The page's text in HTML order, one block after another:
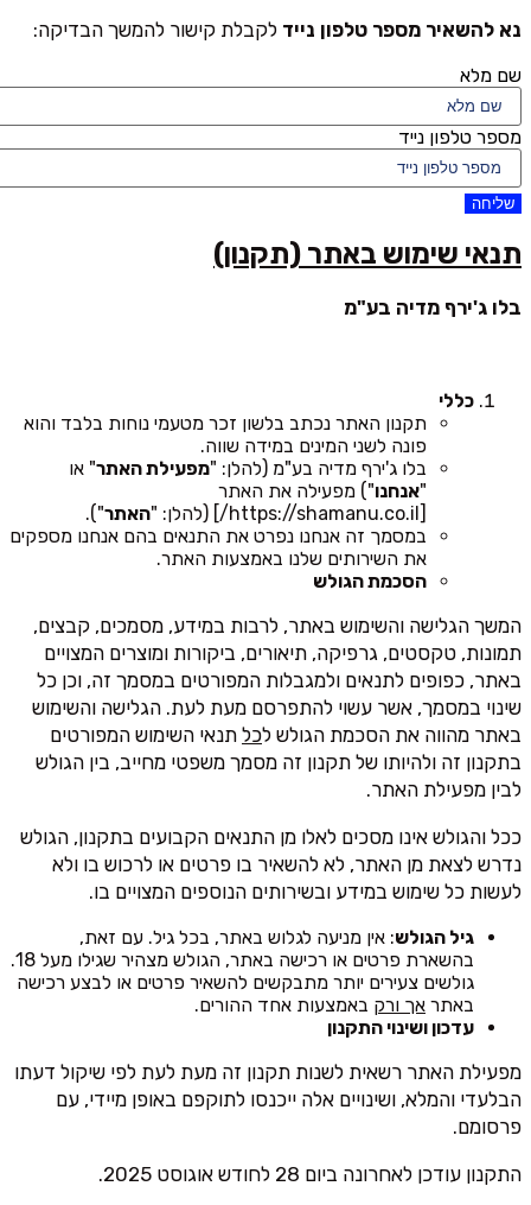
נא להשאיר מספר טלפון נייד לקבלת קישור להמשך הבדיקה:
שם מלא
מספר טלפון נייד
שליחה
תנאי שימוש באתר (תקנון)
בלו ג'ירף מדיה בע"מ
כללי
תקנון האתר נכתב בלשון זכר מטעמי נוחות בלבד והוא
פונה לשני המינים במידה שווה.
בלו ג'ירף מדיה בע"מ (להלן: "מפעילת האתר" או
"אנחנו") מפעילה את האתר
האתר").
במסמך זה אנחנו נפרט את התנאים בהם אנחנו מספקים
את השירותים שלנו באמצעות האתר.
הסכמת הגולש
המשך הגלישה והשימוש באתר, לרבות במידע, מסמכים, קבצים,
תמונות, טקסטים, גרפיקה, תיאורים, ביקורות ומוצרים המצויים
באתר, כפופים לתנאים ולמגבלות המפורטים במסמך זה, וכן כל
שינוי במסמך, אשר עשוי להתפרסם מעת לעת. הגלישה והשימוש
באתר מהווה את הסכמת הגולש לכל תנאי השימוש המפורטים
בתקנון זה ולהיותו של תקנון זה מסמך משפטי מחייב, בין הגולש
לבין מפעילת האתר.
ככל והגולש אינו מסכים לאלו מן התנאים הקבועים בתקנון, הגולש
נדרש לצאת מן האתר, לא להשאיר בו פרטים או לרכוש בו ולא
לעשות כל שימוש במידע ובשירותים הנוספים המצויים בו.
גיל הגולש: אין מניעה לגלוש באתר, בכל גיל. עם זאת,
בהשארת פרטים או רכישה באתר, הגולש מצהיר שגילו מעל 18.
גולשים צעירים יותר מתבקשים להשאיר פרטים או לבצע רכישה
באתר אך ורק באמצעות אחד ההורים.
עדכון ושינוי התקנון
מפעילת האתר רשאית לשנות תקנון זה מעת לעת לפי שיקול דעתו
הבלעדי והמלא, ושינויים אלה ייכנסו לתוקפם באופן מיידי, עם
פרסומם.
התקנון עודכן לאחרונה ביום 28 לחודש אוגוסט 2025.